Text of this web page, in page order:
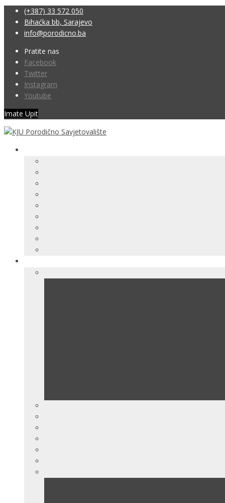
(+387) 33 572 050
Bihaćka bb, Sarajevo
info@porodicno.ba
Pratite nas
Facebook
Twitter
Instagram
Youtube
Imate Upit